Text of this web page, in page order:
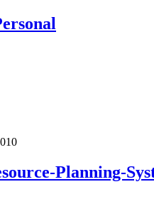
Planning-